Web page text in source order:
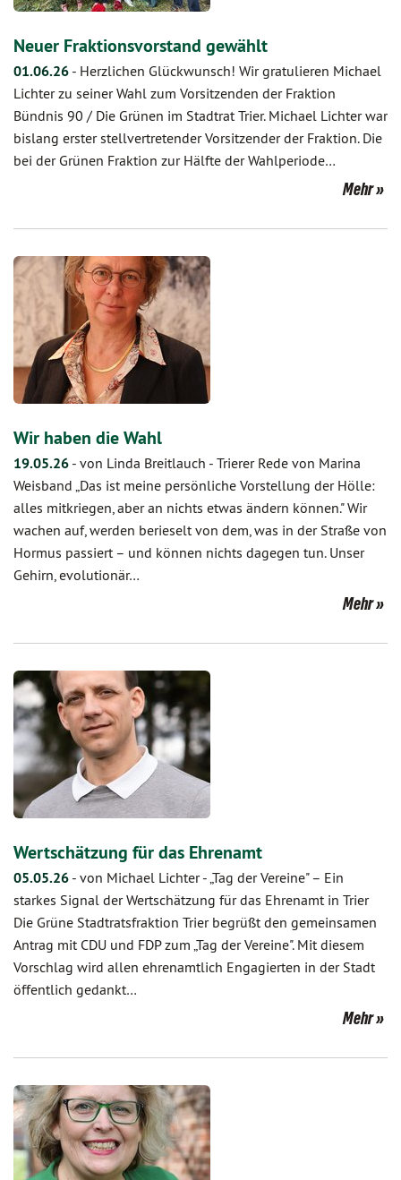
Neuer Fraktionsvorstand gewählt
01.06.26 - Herzlichen Glückwunsch! Wir gratulieren Michael
Lichter zu seiner Wahl zum Vorsitzenden der Fraktion
Bündnis 90 / Die Grünen im Stadtrat Trier. Michael Lichter war
bislang erster stellvertretender Vorsitzender der Fraktion. Die
bei der Grünen Fraktion zur Hälfte der Wahlperiode…
Mehr
Wir haben die Wahl
19.05.26 - von Linda Breitlauch - Trierer Rede von Marina
Weisband „Das ist meine persönliche Vorstellung der Hölle:
alles mitkriegen, aber an nichts etwas ändern können." Wir
wachen auf, werden berieselt von dem, was in der Straße von
Hormus passiert – und können nichts dagegen tun. Unser
Gehirn, evolutionär…
Mehr
Wertschätzung für das Ehrenamt
05.05.26 - von Michael Lichter-„Tag der Vereine" – Ein
starkes Signal der Wertschätzung für das Ehrenamt in Trier
Die Grüne Stadtratsfraktion Trier begrüßt den gemeinsamen
Antrag mit CDU und FDP zum „Tag der Vereine". Mit diesem
Vorschlag wird allen ehrenamtlich Engagierten in der Stadt
öffentlich gedankt…
Mehr